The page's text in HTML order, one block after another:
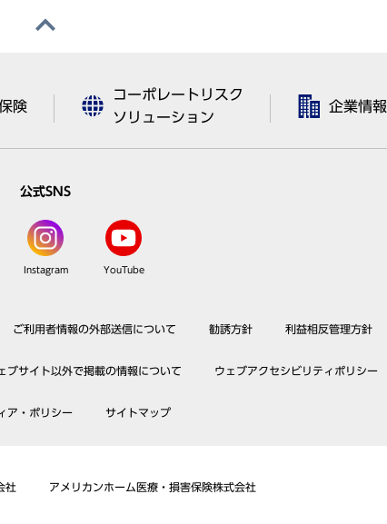
険
コーポレートリスク
ソリューション
企業情報
公式SNS
Instagram YouTube
ご利用者情報の外部送信について 勧誘方針 利益相反管理方針
ブサイト以外で掲載の情報について ウェブアクセシビリティポリシー
ア・ポリシー サイトマップ
社 アメリカンホーム医療・損害保険株式会社